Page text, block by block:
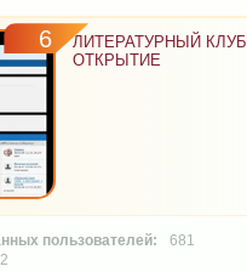
6
ЛИТЕРАТУРНЫЙ КЛУБ
ОТКРЫТИЕ
681